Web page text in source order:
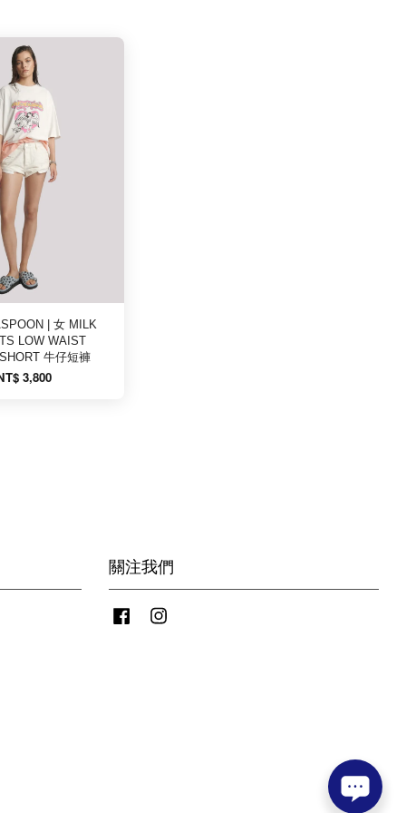
| 女 MILK
LOW WAIST
牛仔短褲
3,800
關注我們
Facebook